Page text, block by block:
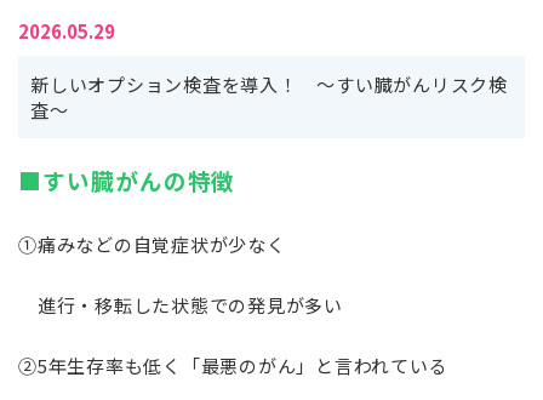
2026.05.29
新しいオプション検査を導入！ ～すい臓がんリスク検
査～
■すい臓がんの特徴
①痛みなどの自覚症状が少なく
進行・移転した状態での発見が多い
②5年生存率も低く「最悪のがん」と言われている